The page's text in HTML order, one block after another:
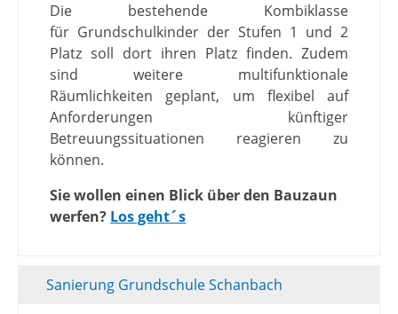
Die bestehende Kombiklasse
für Grundschulkinder der Stufen 1 und 2
Platz soll dort ihren Platz finden. Zudem
sind weitere multifunktionale
Räumlichkeiten geplant, um flexibel auf
Anforderungen künftiger
Betreuungssituationen reagieren zu
können.
Sie wollen einen Blick über den Bauzaun
werfen? Los geht´s
Sanierung Grundschule Schanbach